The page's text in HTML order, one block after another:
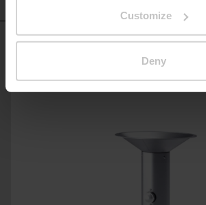
Customize
Deny